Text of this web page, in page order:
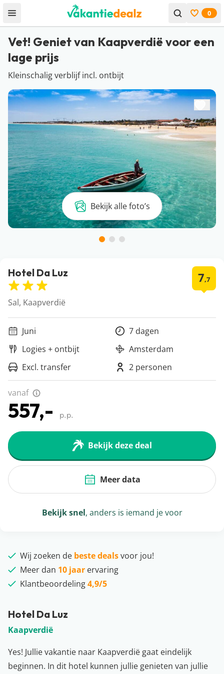
Open menu Bekijk
0
Vet! Geniet van Kaapverdië voor een
lage prijs
Kleinschalig verblijf incl. ontbijt
Bekijk alle foto’s
Hotel Da Luz
Kaapverdië
Yes! Jullie vakantie naar Kaapverdië gaat eindelijk
beginnen. In dit hotel kunnen jullie genieten van jullie
Hotel Da Luz 7,7
Sal, Kaapverdië
Juni
7 dagen
Logies + ontbijt
Amsterdam
Excl. transfer
2 personen
vanaf
557,- p.p.
Bekijk deze deal
Meer data
Bekijk snel, anders is iemand je voor
Wij zoeken de beste dealsvoor jou!
Meer dan 10 jaar ervaring
Klantbeoordeling4,9/5